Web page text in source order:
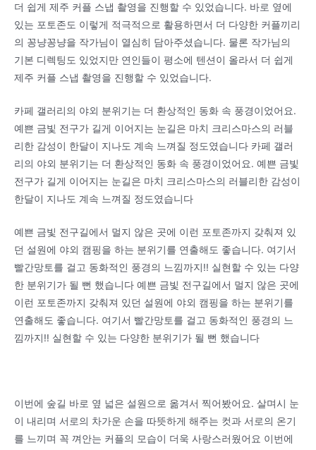
더 쉽게 제주 커플 스냅 촬영을 진행할 수 있었습니다. 바로 옆에
있는 포토존도 이렇게 적극적으로 활용하면서 더 다양한 커플끼리
의 꽁냥꽁냥을 작가님이 열심히 담아주셨습니다. 물론 작가님의
기본 디렉팅도 있었지만 연인들이 평소에 텐션이 올라서 더 쉽게
제주 커플 스냅 촬영을 진행할 수 있었습니다.
카페 갤러리의 야외 분위기는 더 환상적인 동화 속 풍경이었어요.
예쁜 금빛 전구가 길게 이어지는 눈길은 마치 크리스마스의 러블
리한 감성이 한달이 지나도 계속 느껴질 정도였습니다 카페 갤러
리의 야외 분위기는 더 환상적인 동화 속 풍경이었어요. 예쁜 금빛
전구가 길게 이어지는 눈길은 마치 크리스마스의 러블리한 감성이
한달이 지나도 계속 느껴질 정도였습니다
예쁜 금빛 전구길에서 멀지 않은 곳에 이런 포토존까지 갖춰져 있
던 설원에 야외 캠핑을 하는 분위기를 연출해도 좋습니다. 여기서
빨간망토를 걸고 동화적인 풍경의 느낌까지!! 실현할 수 있는 다양
한 분위기가 될 뻔 했습니다 예쁜 금빛 전구길에서 멀지 않은 곳에
이런 포토존까지 갖춰져 있던 설원에 야외 캠핑을 하는 분위기를
연출해도 좋습니다. 여기서 빨간망토를 걸고 동화적인 풍경의 느
낌까지!! 실현할 수 있는 다양한 분위기가 될 뻔 했습니다
이번에 숲길 바로 옆 넓은 설원으로 옮겨서 찍어봤어요. 살며시 눈
이 내리며 서로의 차가운 손을 따뜻하게 해주는 컷과 서로의 온기
를 느끼며 꼭 껴안는 커플의 모습이 더욱 사랑스러웠어요 이번에